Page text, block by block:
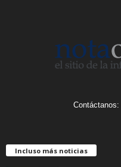
Contáctanos:
Incluso más noticias